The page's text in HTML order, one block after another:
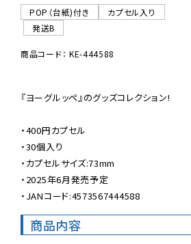
06-6282-7659
POP（台紙)付き
カプセル入り
発送B
商品コード： KE-444588
『ヨーグルッペ』のグッズコレクション!
・400円カプセル
・30個入り
・カプセルサイズ:73mm
・2025年6月発売予定
・JANコード:4573567444588
商品内容